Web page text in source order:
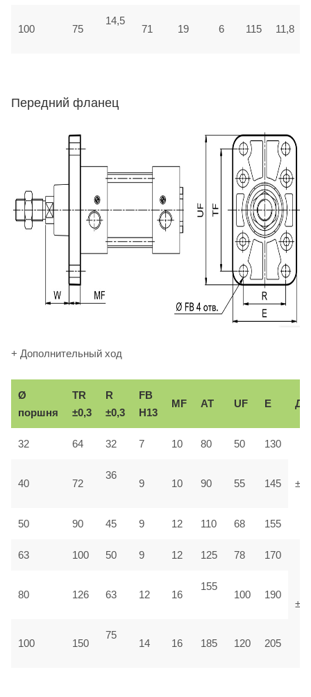
100 75
14,5
71 19 6 115 11,8
Передний фланец
+ Дополнительный ход
Ø
поршня
TR
±0,3
R
±0,3
FB
H13
MF AT UF E
32 64 32 7 10 80 50 130
40 72
36
9 10 90 55 145
50 90 45 9 12 110 68 155
63 100 50 9 12 125 78 170
80 126 63 12 16
155
100 190
100 150
75
14 16 185 120 205